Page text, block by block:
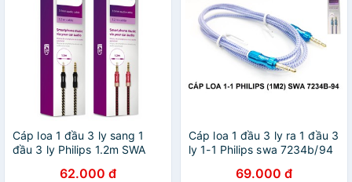
Cáp loa 1 đầu 3 ly sang 1
đầu 3 ly Philips 1.2m SWA
62.000 đ
Cáp loa 1 đầu 3 ly ra 1 đầu 3
ly 1-1 Philips swa 7234b/94
69.000 đ